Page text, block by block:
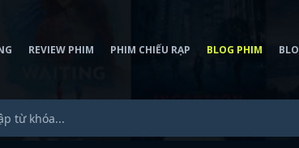
REVIEW PHIM PHIM CHIẾU RẠP BLOG PHIM